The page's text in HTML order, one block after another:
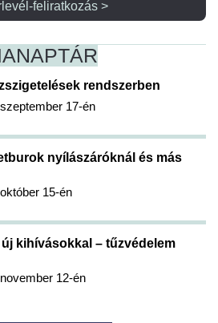
feliratkozás >
NAPTÁR
rendszerben
17-én
nyílászáróknál és más
15-én
kihívásokkal – tűzvédelem
12-én